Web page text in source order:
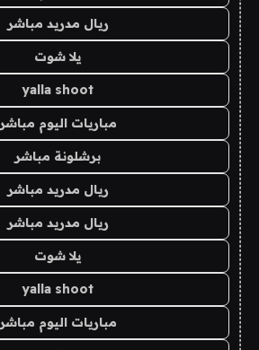
ريال مدريد مباشر
يلا شوت
yalla shoot
مباريات اليوم مباشر
برشلونة مباشر
ريال مدريد مباشر
ريال مدريد مباشر
يلا شوت
yalla shoot
مباريات اليوم مباشر